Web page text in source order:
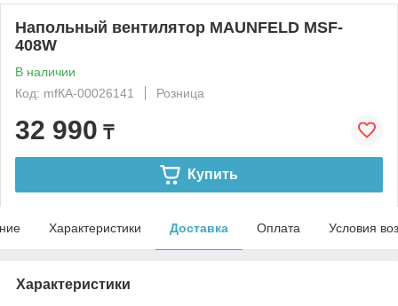
Напольный вентилятор MAUNFELD MSF-
408W
В наличии
Код: mfКА-00026141
Розница
32 990 ₸
Купить
Характеристики Доставка Оплата Условия
Характеристики